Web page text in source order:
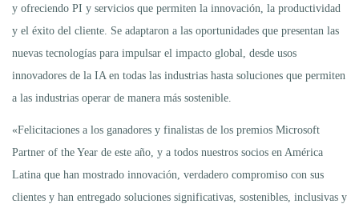
y ofreciendo PI y servicios que permiten la innovación, la productividad
y el éxito del cliente. Se adaptaron a las oportunidades que presentan las
nuevas tecnologías para impulsar el impacto global, desde usos
innovadores de la IA en todas las industrias hasta soluciones que permiten
a las industrias operar de manera más sostenible.
«Felicitaciones a los ganadores y finalistas de los premios Microsoft
Partner of the Year de este año, y a todos nuestros socios en América
Latina que han mostrado innovación, verdadero compromiso con sus
clientes y han entregado soluciones significativas, sostenibles, inclusivas y